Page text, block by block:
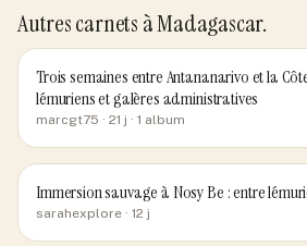
Autres carnets à Madagascar.
Trois semaines entre Antananarivo et la
lémuriens et galères administratives
marcgt75 · 21 j · 1 album
Immersion sauvage à Nosy Be : entre
sarahexplore · 12 j